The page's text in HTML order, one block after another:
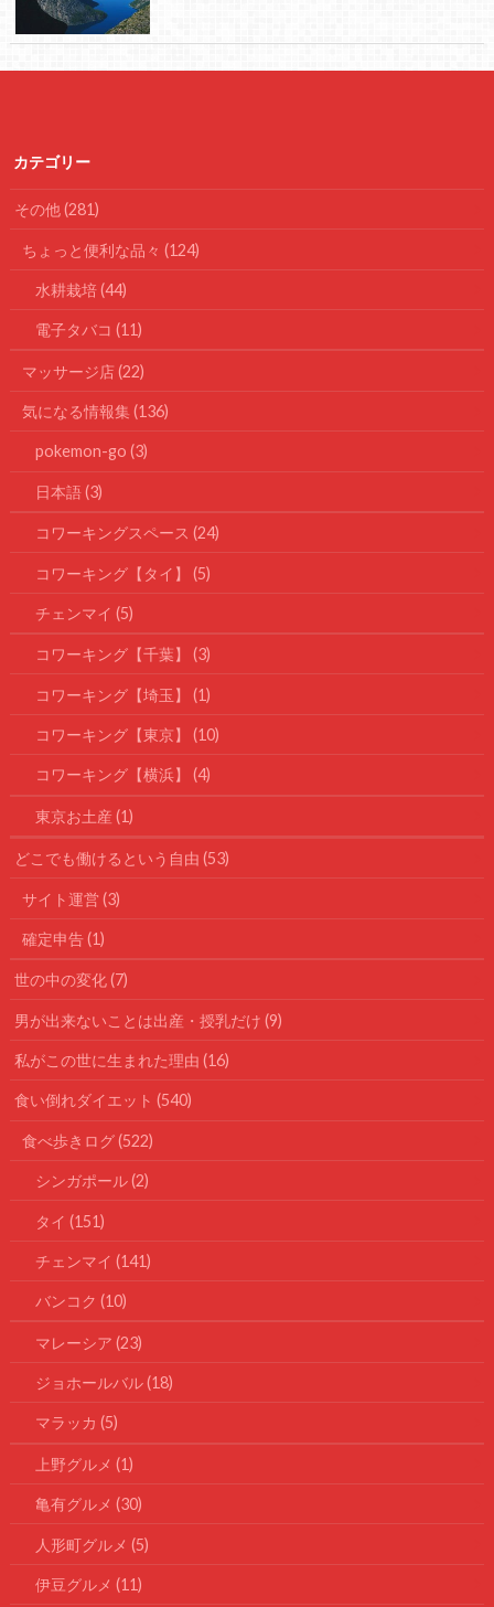
カテゴリー
その他(281)
ちょっと便利な品々(124)
水耕栽培(44)
電子タバコ (11)
マッサージ店(22)
気になる情報集(136)
pokemon-go (3)
日本語(3)
コワーキングスペース (24)
コワーキング【タイ】 (5)
チェンマイ (5)
コワーキング【千葉】 (3)
コワーキング【埼玉】 (1)
コワーキング【東京】 (10)
コワーキング【横浜】 (4)
東京お土産 (1)
どこでも働けるという自由(53)
サイト運営(3)
確定申告(1)
世の中の変化(7)
男が出来ないことは出産・授乳だけ(9)
私がこの世に生まれた理由(16)
食い倒れダイエット(540)
食べ歩きログ(522)
シンガポール(2)
タイ (151)
チェンマイ (141)
バンコク (10)
マレーシア (23)
ジョホールバル(18)
マラッカ (5)
上野グルメ (1)
亀有グルメ (30)
人形町グルメ (5)
伊豆グルメ (11)